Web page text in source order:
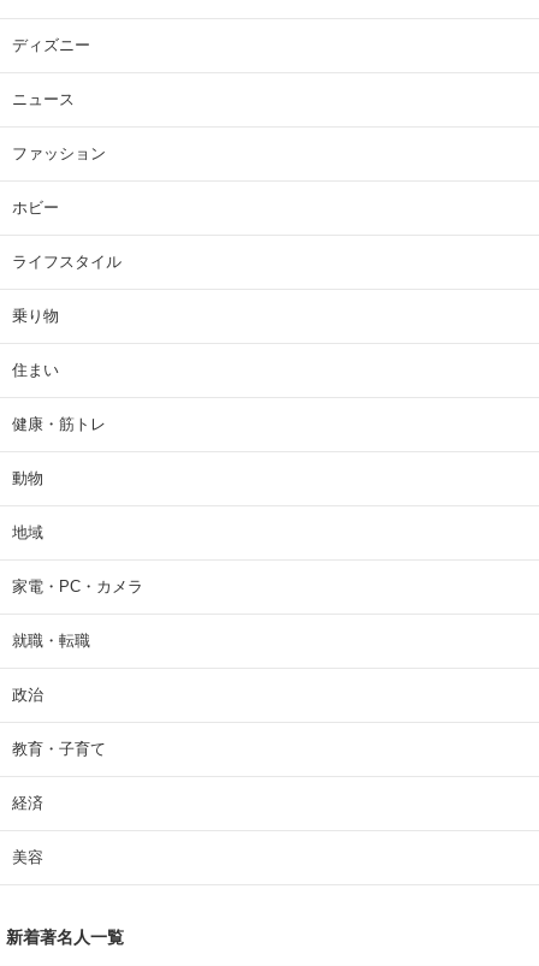
ディズニー
ニュース
ファッション
ホビー
ライフスタイル
乗り物
住まい
健康・筋トレ
動物
地域
家電・PC・カメラ
就職・転職
政治
教育・子育て
経済
美容
新着著名人一覧